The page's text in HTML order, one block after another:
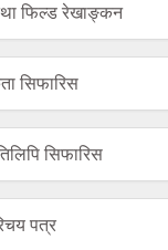
फिल्ड रेखाङ्कन
सिफारिस
सिफारिस
पत्र